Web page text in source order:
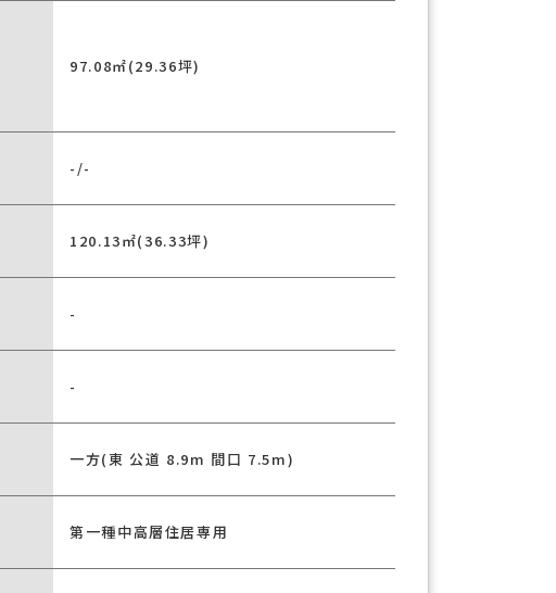
97.08㎡(29.36坪)
-/-
120.13㎡(36.33坪)
-
-
一方(東 公道 8.9m 間口 7.5m)
第一種中高層住居専用